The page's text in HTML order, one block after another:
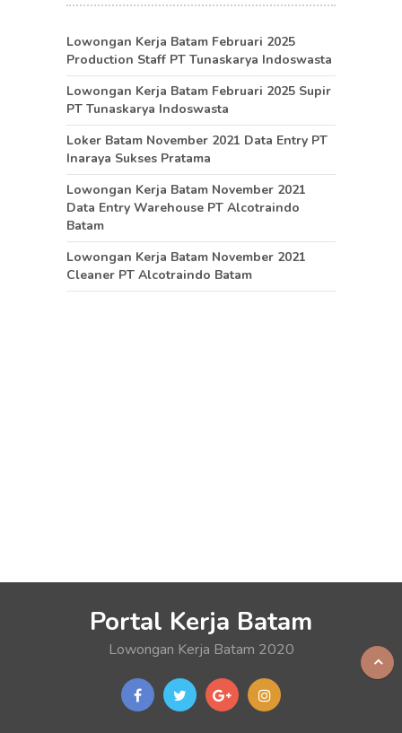
Lowongan Kerja Batam Februari 2025
Production Staff PT Tunaskarya Indoswasta
Lowongan Kerja Batam Februari 2025 Supir
PT Tunaskarya Indoswasta
Loker Batam November 2021 Data Entry PT
Inaraya Sukses Pratama
Lowongan Kerja Batam November 2021
Data Entry Warehouse PT Alcotraindo
Batam
Lowongan Kerja Batam November 2021
Cleaner PT Alcotraindo Batam
Portal Kerja Batam
Lowongan Kerja Batam 2020